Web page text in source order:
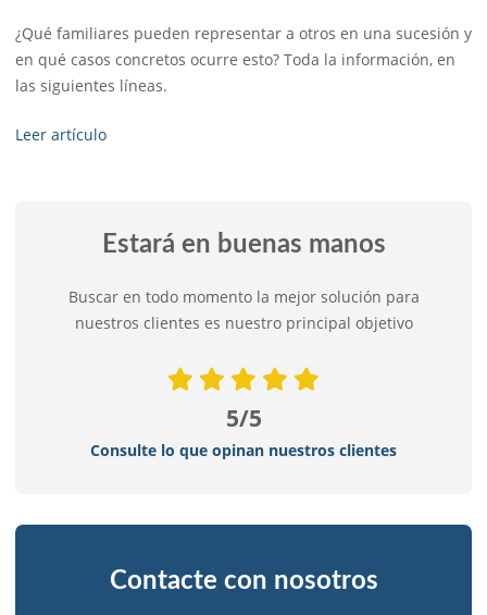
¿Qué familiares pueden representar a otros en una sucesión y
en qué casos concretos ocurre esto? Toda la información, en
las siguientes líneas.
Leer artículo
Estará en buenas manos
Buscar en todo momento la mejor solución para
nuestros clientes es nuestro principal objetivo
5/5
Consulte lo que opinan nuestros clientes
Contacte con nosotros